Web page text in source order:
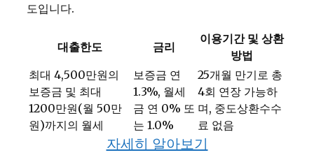
도입니다.
대출한도 금리
이용기간 및 상환
방법
최대 4,500만원의
보증금 및 최대
1200만원(월 50만
원)까지의 월세
보증금 연
1.3%, 월세
금 연 0% 또
는 1.0%
25개월 만기로 총
4회 연장 가능하
며, 중도상환수수
료 없음
자세히 알아보기